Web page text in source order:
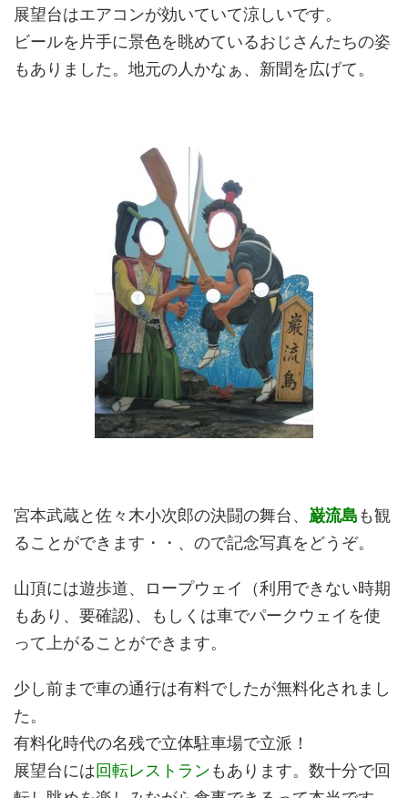
展望台はエアコンが効いていて涼しいです。
ビールを片手に景色を眺めているおじさんたちの姿
もありました。地元の人かなぁ、新聞を広げて。
宮本武蔵と佐々木小次郎の決闘の舞台、 巌流島も観
ることができます・・、ので記念写真をどうぞ。
山頂には遊歩道、ロープウェイ（利用できない時期
もあり、要確認)、もしくは車でパークウェイを使
って上がることができます。
少し前まで車の通行は有料でしたが無料化されまし
た。
有料化時代の名残で立体駐車場で立派！
展望台には回転レストランもあります。数十分で回